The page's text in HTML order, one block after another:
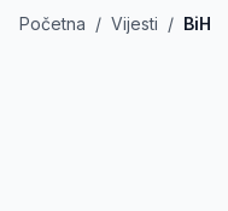
Početna / Vijesti / BiH